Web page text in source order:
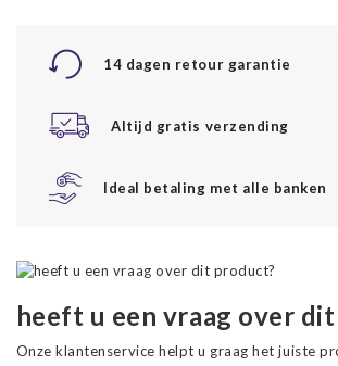
14 dagen retour garantie
Altijd gratis verzending
Ideal betaling met alle banken
heeft u een vraag over
Onze klantenservice helpt u graag het juiste